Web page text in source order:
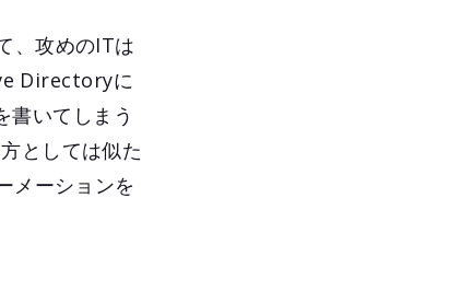
、攻めのITは
Directoryに
いてしまう
としては似た
メーションを